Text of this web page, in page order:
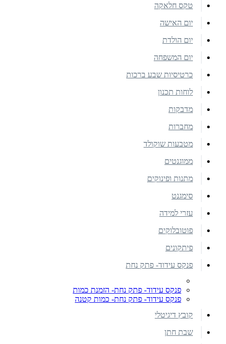
טקס חלאקה
יום האישה
יום הולדת
יום המשפחה
כרטיסיות שבע ברכות
לוחות תכנון
מדבקות
מחברות
מטבעות שוקולד
ממוגנטים
מתנות ופינוקים
סימגנט
עזרי למידה
פוטובלוקים
פיתקונים
פנקס עידוד- פתק נחת
פנקס עידוד- פתק נחת- הזמנת כמות
פנקס עידוד- פתק נחת- כמות קטנה
קובץ דיגיטלי
שבת חתן